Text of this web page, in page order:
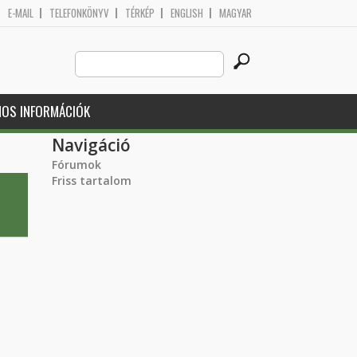
E-MAIL TELEFONKÖNYV TÉRKÉP ENGLISH MAGYAR
Search
this
site
INFORMÁCIÓK
Navigáció
Fórumok
Friss tartalom